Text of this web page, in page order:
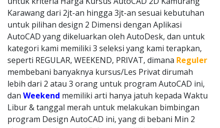
Karawang dari 2jt-an hingga 3jt-an sesuai kebutuhan
untuk pilihan design 2 Dimensi dengan Aplikasi
AutoCAD yang dikeluarkan oleh AutoDesk, dan untuk
kategori kami memiliki 3 seleksi yang kami terapkan,
seperti REGULAR, WEEKEND, PRIVAT, dimana Reguler
membebani banyaknya kursus/Les Privat dirumah
lebih dari 2 atau 3 orang untuk program AutoCAD ini,
dan Weekend memiliki arti hanya jatuh kepada Waktu
Libur & tanggal merah untuk melakukan bimbingan
program Design AutoCAD ini, yang di bebani Min 2